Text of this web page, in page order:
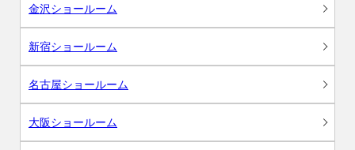
金沢ショールーム
新宿ショールーム
名古屋ショールーム
大阪ショールーム